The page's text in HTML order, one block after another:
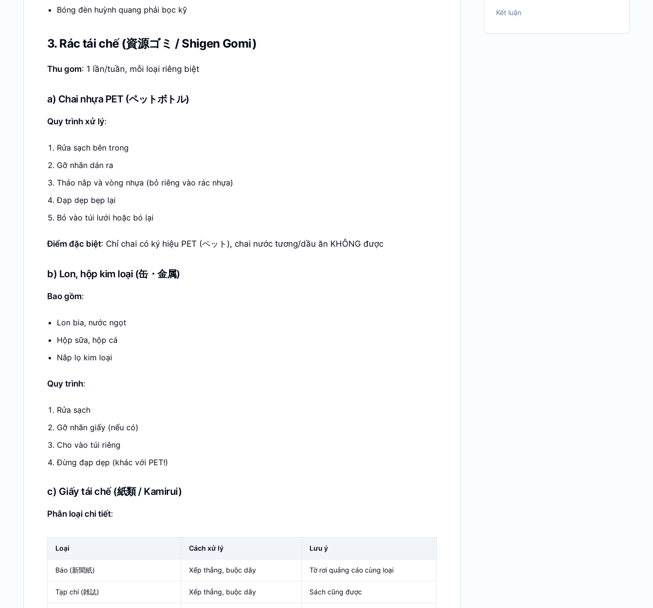
Bóng đèn huỳnh quang phải bọc kỹ
3. Rác tái chế (資源ゴミ / Shigen Gomi)
Thu gom: 1 lần/tuần, mỗi loại riêng biệt
a) Chai nhựa PET (ペットボトル)
Quy trình xử lý:
Rửa sạch bên trong
Gỡ nhãn dán ra
Tháo nắp và vòng nhựa (bỏ riêng vào rác nhựa)
Đạp dẹp bẹp lại
Bỏ vào túi lưới hoặc bó lại
Điểm đặc biệt: Chỉ chai có ký hiệu PET (ペット), chai nước tương/dầu ăn KHÔNG được
b) Lon, hộp kim loại (缶・金属)
Bao gồm:
Lon bia, nước ngọt
Hộp sữa, hộp cá
Nắp lọ kim loại
Quy trình:
Rửa sạch
Gỡ nhãn giấy (nếu có)
Cho vào túi riêng
Đừng đạp dẹp (khác với PET!)
c) Giấy tái chế (紙類 / Kamirui)
Phân loại chi tiết:
Loại Cách xử lý Lưu ý
Báo (新聞紙) Xếp thẳng, buộc dây Tờ rơi quảng cáo cùng loại
Tạp chí (雑誌) Xếp thẳng, buộc dây Sách cũng được
Kết luận